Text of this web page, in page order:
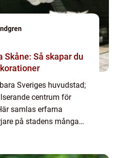
Skåne: Så skapar du
Sveriges huvudstad;
centrum för
samlas erfarna
på stadens många